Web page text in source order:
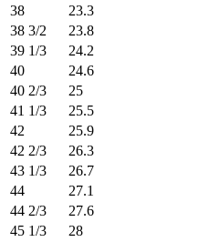
38
23.3
38 3/2
23.8
39 1/3
24.2
40
24.6
40 2/3
25
41 1/3
25.5
42
25.9
42 2/3
26.3
43 1/3
26.7
44
27.1
44 2/3
27.6
45 1/3
28